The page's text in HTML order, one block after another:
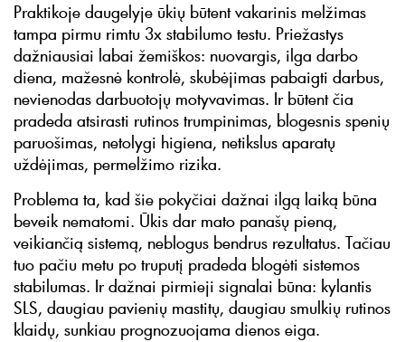
Praktikoje daugelyje ūkių būtent vakarinis melžimas
tampa pirmu rimtu 3x stabilumo testu. Priežastys
dažniausiai labai žemiškos: nuovargis, ilga darbo
diena, mažesnė kontrolė, skubėjimas pabaigti darbus,
nevienodas darbuotojų motyvavimas. Ir būtent čia
pradeda atsirasti rutinos trumpinimas, blogesnis spenių
paruošimas, netolygi higiena, netikslus aparatų
uždėjimas, permelžimo rizika.
Problema ta, kad šie pokyčiai dažnai ilgą laiką būna
beveik nematomi. Ūkis dar mato panašų pieną,
veikiančią sistemą, neblogus bendrus rezultatus. Tačiau
tuo pačiu metu po truputį pradeda blogėti sistemos
stabilumas. Ir dažnai pirmieji signalai būna: kylantis
SLS, daugiau pavienių mastitų, daugiau smulkių rutinos
klaidų, sunkiau prognozuojama dienos eiga.